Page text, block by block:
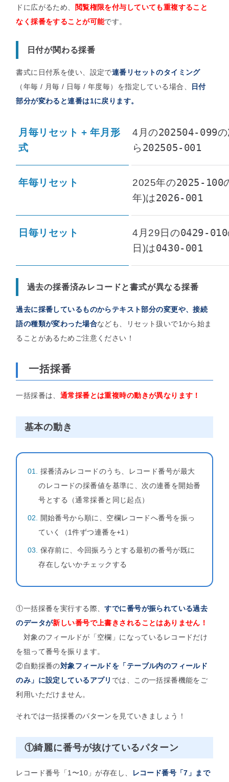
ドに広がるため、
閲覧権限を付与していても重複すること
なく採番をすることが可能です。
日付が関わる採番
書式に日付系を使い、設定で連番リセットのタイミング
（年毎 / 月毎 / 日毎 / 年度毎）を指定している場合、
日付
部分が変わると連番は1に戻ります。
月毎リセット + 年月形
式
4月の202504-099
ら 202505-001
年毎リセット 2025年の2025-100
年)は2026-001
日毎リセット 4月29日の0429-010
日)は0430-001
過去の採番済みレコードと書式が異なる採番
過去に採番しているものからテキスト部分の変更や、接続
語の種類が変わった場合なども、リセット扱いで1から始ま
ることがあるためご注意ください！
一括採番
一括採番は、 通常採番とは重複時の動きが異なります！
基本の動き
採番済みレコードのうち、レコード番号が最大
のレコードの採番値を基準に、次の連番を開始番
号とする（通常採番と同じ起点）
開始番号から順に、空欄レコードへ番号を振っ
ていく（1件ずつ連番を+1）
保存前に、今回振ろうとする最初の番号が既に
存在しないかチェックする
①一括採番を実行する際、すでに番号が振られている過去
のデータが新しい番号で上書きされることはありません！
対象のフィールドが「空欄」になっているレコードだけ
を狙って番号を振ります。
②自動採番の対象フィールドを「テーブル内のフィールド
のみ」に設定しているアプリ では、この一括採番機能をご
利用いただけません。
それでは一括採番のパターンを見ていきましょう！
①綺麗に番号が抜けているパターン
レコード番号「1〜10」が存在し、
レコード番号「7」まで